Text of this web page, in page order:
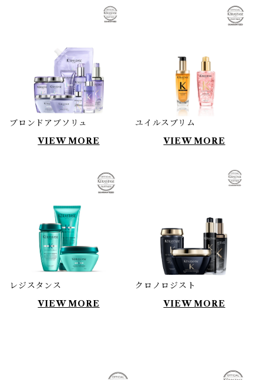
ブロンドアブソリュ
VIEW MORE
ユイルスブリム
VIEW MORE
レジスタンス
VIEW MORE
クロノロジスト
VIEW MORE